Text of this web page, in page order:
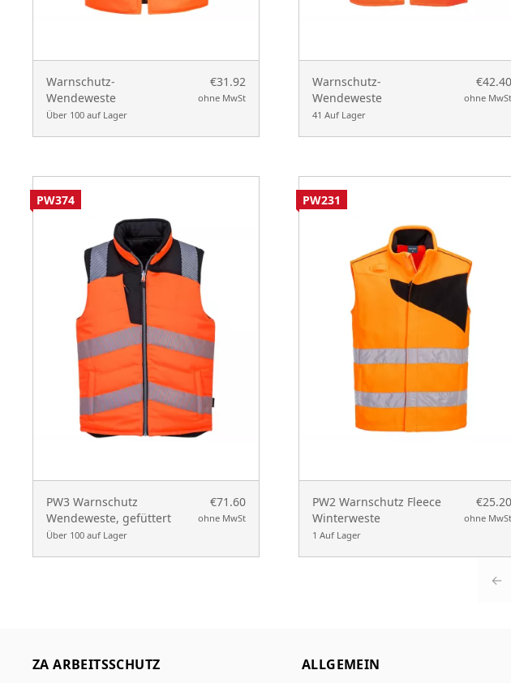
Warnschutz-
Wendeweste
Über 100 auf Lager
€31.92
ohne MwSt
Warnschutz-
Wendeweste
41 Auf Lager
€42.40
ohne MwSt
PW3 Warnschutz
Wendeweste, gefüttert
Über 100 auf Lager
€71.60
ohne MwSt
PW374
PW2 Warnschutz Fleece
Winterweste
1 Auf Lager
€25.20
ohne MwSt
PW231
←
ZA ARBEITSSCHUTZ ALLGEMEIN